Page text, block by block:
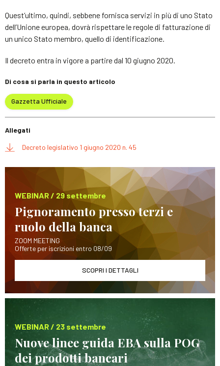
Quest’ultimo, quindi, sebbene fornisca servizi in più di uno Stato
dell’Unione europea, dovrà rispettare le regole di fatturazione di
un unico Stato membro, quello di identificazione.
Il decreto entra in vigore a partire dal 10 giugno 2020.
Di cosa si parla in questo articolo
Gazzetta Ufficiale
Allegati
Decreto legislativo 1 giugno 2020 n. 45
WEBINAR / 29 settembre
Pignoramento presso terzi e
ruolo della banca
ZOOM MEETING
Offerte per iscrizioni entro 08/09
SCOPRI I DETTAGLI
WEBINAR / 23 settembre
Nuove linee guida EBA sulla POG
dei prodotti bancari